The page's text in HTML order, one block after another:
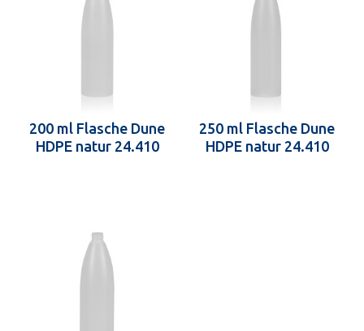
200 ml Flasche Dune
HDPE natur 24.410
250 ml Flasche Dune
HDPE natur 24.410